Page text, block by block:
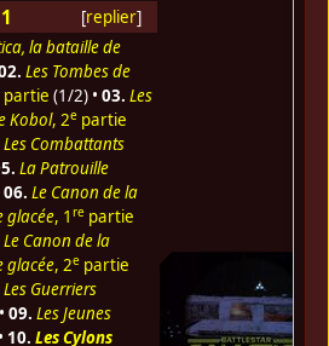
[replier]
la bataille de
Les Tombes de
partie (1/2) • 03. Les
Kobol, 2epartie
Les Combattants
La Patrouille
06. Le Canon de la
glacée, 1 repartie
Le Canon de la
glacée, 2epartie
Les Guerriers
09. Les Jeunes
10. Les Cylons